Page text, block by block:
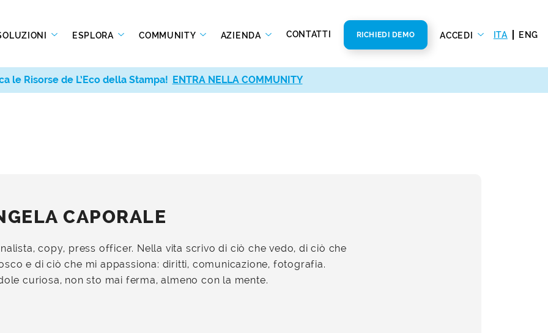
ESPLORA COMMUNITY AZIENDA CONTATTI RICHIEDI DEMO ACCEDI ITA ENG
CAPORALE
copy, press officer. Nella vita scrivo di ciò che vedo, di ciò che
e di ciò che mi appassiona: diritti, comunicazione, fotografia.
curiosa, non sto mai ferma, almeno con la mente.
le Risorse de L’Eco della Stampa! ENTRA NELLA COMMUNITY